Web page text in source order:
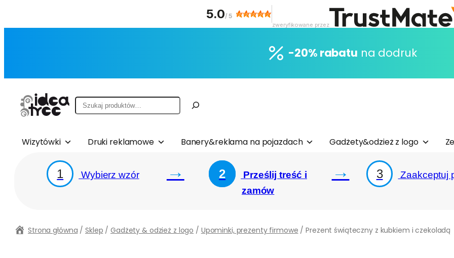
-20% rabatu na dodruk
Szukaj
Wizytówki Druki reklamowe Banery&reklama na pojazdach Gadżety&odzież z logo
1 Wybierz wzór → 2
Prześlij treść i
zamów
→ 3 Zaakceptuj
Strona główna / Sklep / Gadżety & odzież z logo / Upominki, prezenty firmowe / Prezent świąteczny z kubkiem i czekoladą
5.0/ 5
zweryfikowane przez